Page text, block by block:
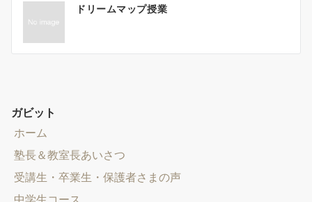
ビ
ョ
ン
ドリームマップ授業
ガビット
ホーム
塾長＆教室長あいさつ
受講生・卒業生・保護者さまの声
中学生コース